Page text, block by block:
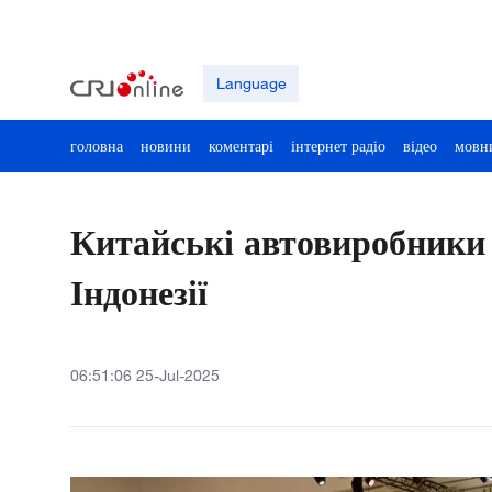
Language
головна новини коментарі інтернет радіо відео
Китайські
Індонезії
06:51:06 25-Jul-2025